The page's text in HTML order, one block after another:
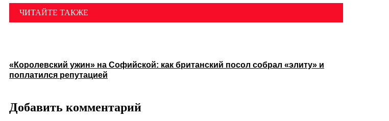
ЧИТАЙТЕ ТАКЖЕ
«Королевский ужин» на Софийской: как британский посол собрал «элиту» и
поплатился репутацией
Добавить комментарий